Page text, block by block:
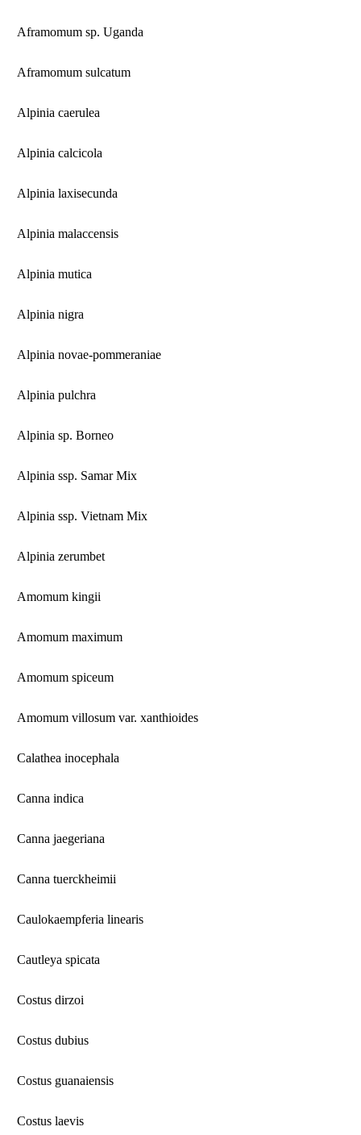
Aframomum sp. Uganda
Aframomum sulcatum
Alpinia caerulea
Alpinia calcicola
Alpinia laxisecunda
Alpinia malaccensis
Alpinia mutica
Alpinia nigra
Alpinia novae-pommeraniae
Alpinia pulchra
Alpinia sp. Borneo
Alpinia ssp. Samar Mix
Alpinia ssp. Vietnam Mix
Alpinia zerumbet
Amomum kingii
Amomum maximum
Amomum spiceum
Amomum villosum var. xanthioides
Calathea inocephala
Canna indica
Canna jaegeriana
Canna tuerckheimii
Caulokaempferia linearis
Cautleya spicata
Costus dirzoi
Costus dubius
Costus guanaiensis
Costus laevis